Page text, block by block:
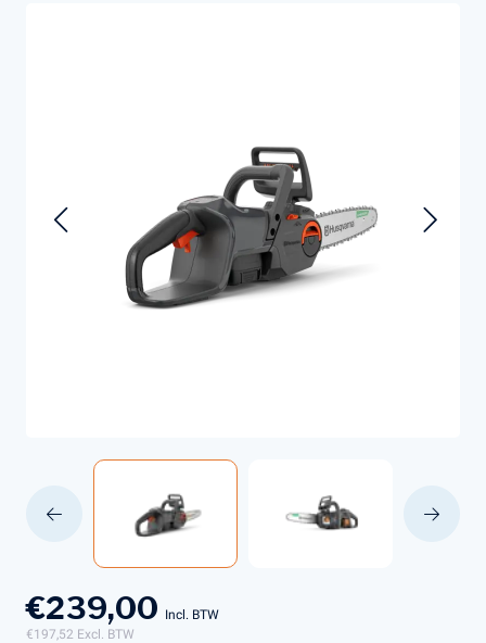
€239,00 Incl. BTW
€197,52 Excl. BTW